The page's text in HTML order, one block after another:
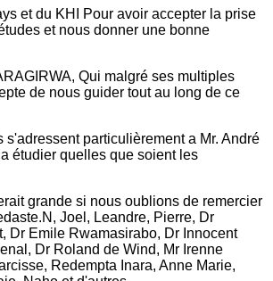
et du KHI Pour avoir accepter la prise
et nous donner une bonne
Qui malgré ses multiples
de nous guider tout au long de ce
s'adressent particulièrement a Mr. André
étudier quelles que soient les
grande si nous oublions de remercier
Joel, Leandre, Pierre, Dr
Dr Emile Rwamasirabo, Dr Innocent
Dr Roland de Wind, Mr Irenne
Redempta Inara, Anne Marie,